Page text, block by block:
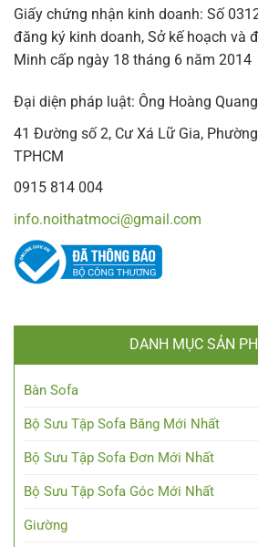
Giấy chứng nhận kinh doanh: Số
đăng ký kinh doanh, Sở kế hoạch và
Minh cấp ngày 18 tháng 6 năm 2014
Đại diện pháp luật: Ông Hoàng
41 Đường số 2, Cư Xá Lữ Gia,
TPHCM
0915 814 004
info.noithatmoci@gmail.com
DANH MỤC SẢN
Bàn Sofa
Bộ Sưu Tập Sofa Băng Mới Nhất
Bộ Sưu Tập Sofa Đơn Mới Nhất
Bộ Sưu Tập Sofa Góc Mới Nhất
Giường